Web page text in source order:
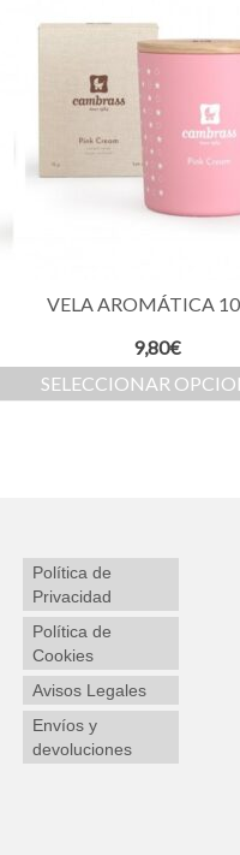
VELA AROMÁTICA 10
9,80€
SELECCIONAR
Política de
Privacidad
Política de
Cookies
Avisos Legales
Envíos y
devoluciones